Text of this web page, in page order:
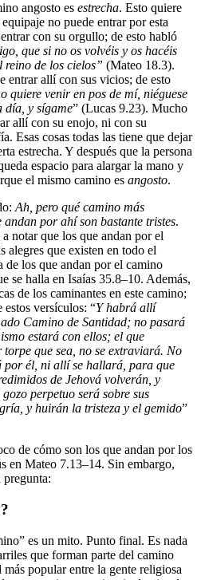
angosto es estrecha. Esto quiere
no puede entrar por esta
con su orgullo; de esto habló
que si no os volvéis y os hacéis
reino de los cielos” (Mateo 18.3).
entrar allí con sus vicios; de esto
quiere venir en pos de mí, niéguese
día, y sígame” (Lucas 9.23). Mucho
allí con su enojo, ni con su
Esas cosas todas las tiene que dejar
estrecha. Y después que la persona
espacio para alargar la mano y
el mismo camino es angosto.
Ah, pero qué camino más
por ahí son bastante tristes.
notar que los que andan por el
alegres que existen en todo el
los que andan por el camino
se halla en Isaías 35.8–10. Además,
de los caminantes en este camino;
versículos: “Y habrá allí
Camino de Santidad; no pasará
estará con ellos; el que
que sea, no se extraviará. No
él, ni allí se hallará, para que
de Jehová volverán, y
perpetuo será sobre sus
y huirán la tristeza y el gemido”
de cómo son los que andan por los
en Mateo 7.13–14. Sin embargo,
pregunta:
es un mito. Punto final. Es nada
que forman parte del camino
popular entre la gente religiosa